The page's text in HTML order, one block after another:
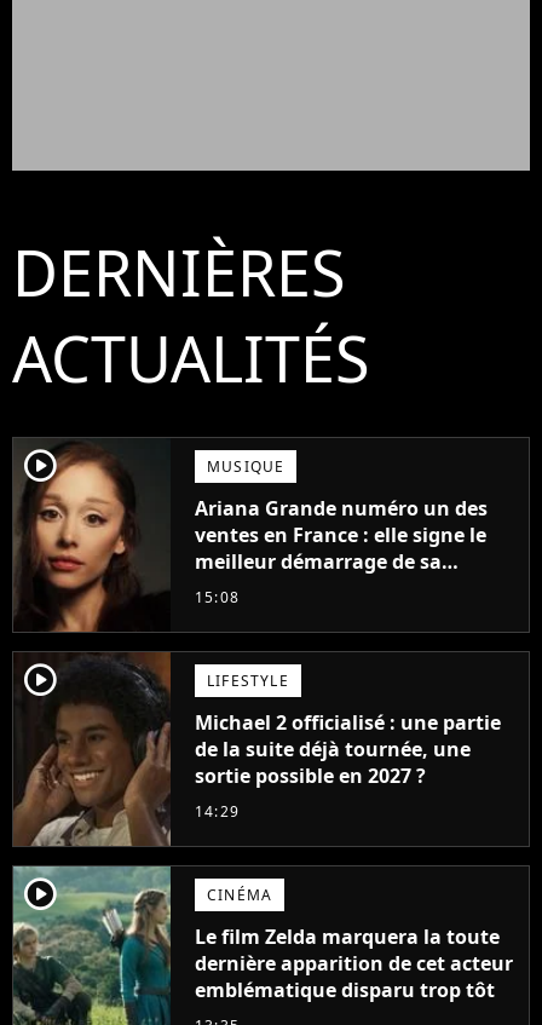
DERNIÈRES
ACTUALITÉS
player2 MUSIQUE
Ariana Grande numéro un des
ventes en France : elle signe le
meilleur démarrage de sa
carrière avec son album Petal
15:08
player2 LIFESTYLE
Michael 2 officialisé : une partie
de la suite déjà tournée, une
sortie possible en 2027 ?
14:29
player2 CINÉMA
Le film Zelda marquera la toute
dernière apparition de cet acteur
emblématique disparu trop tôt